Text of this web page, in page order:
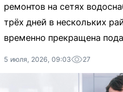
ремонтов на сетях
трёх дней в нескольких
временно прекращена
5 июля, 2026, 09:03 27